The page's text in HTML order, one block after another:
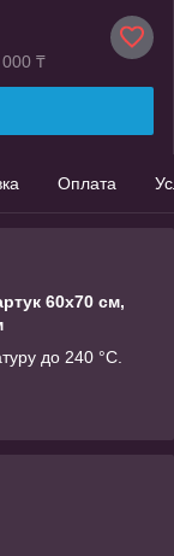
₸
Оплата
60х70 см,
до 240 °C.